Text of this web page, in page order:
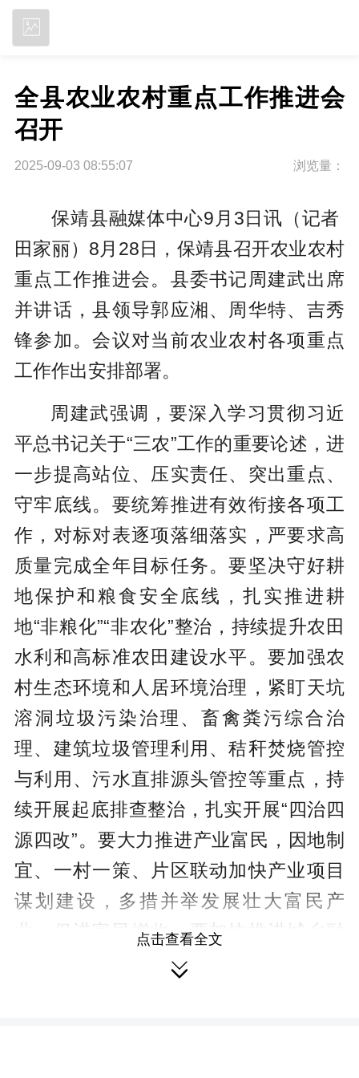
全县农业农村重点工作推进会
召开
2025-09-03 08:55:07 浏览量：
保靖县融媒体中心9月3日讯 （记者
田家丽） 8月28日，保靖县召开农业农村
重点工作推进会。县委书记周建武出席
并讲话，县领导郭应湘、周华特、吉秀
锋参加。会议对当前农业农村各项重点
工作作出安排部署。
周建武强调，要深入学习贯彻习近
平总书记关于“三农”工作的重要论述，进
一步提高站位、压实责任、突出重点、
守牢底线。要统筹推进有效衔接各项工
作，对标对表逐项落细落实，严要求高
质量完成全年目标任务。要坚决守好耕
地保护和粮食安全底线，扎实推进耕
地“非粮化”“非农化”整治，持续提升农田
水利和高标准农田建设水平。要加强农
村生态环境和人居环境治理，紧盯天坑
溶洞垃圾污染治理、畜禽粪污综合治
理、建筑垃圾管理利用、秸秆焚烧管控
与利用、污水直排源头管控等重点，持
续开展起底排查整治，扎实开展“四治四
源四改”。要大力推进产业富民，因地制
宜、一村一策、片区联动加快产业项目
谋划建设，多措并举发展壮大富民产
业，促进富民增收。要加快推进城乡融
合发展，科学规划、统筹协调，提质集
点击查看全文
